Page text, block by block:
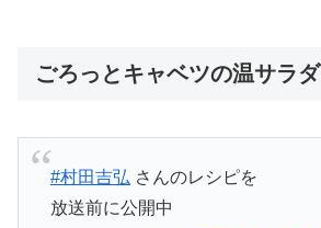
ごろっとキャベツの温サラダ
#村田吉弘 さんのレシピを
放送前に公開中